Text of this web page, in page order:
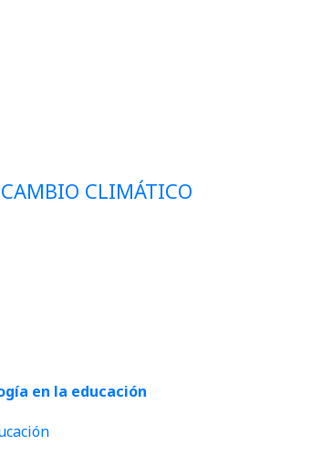
CLIMÁTICO
en la educación